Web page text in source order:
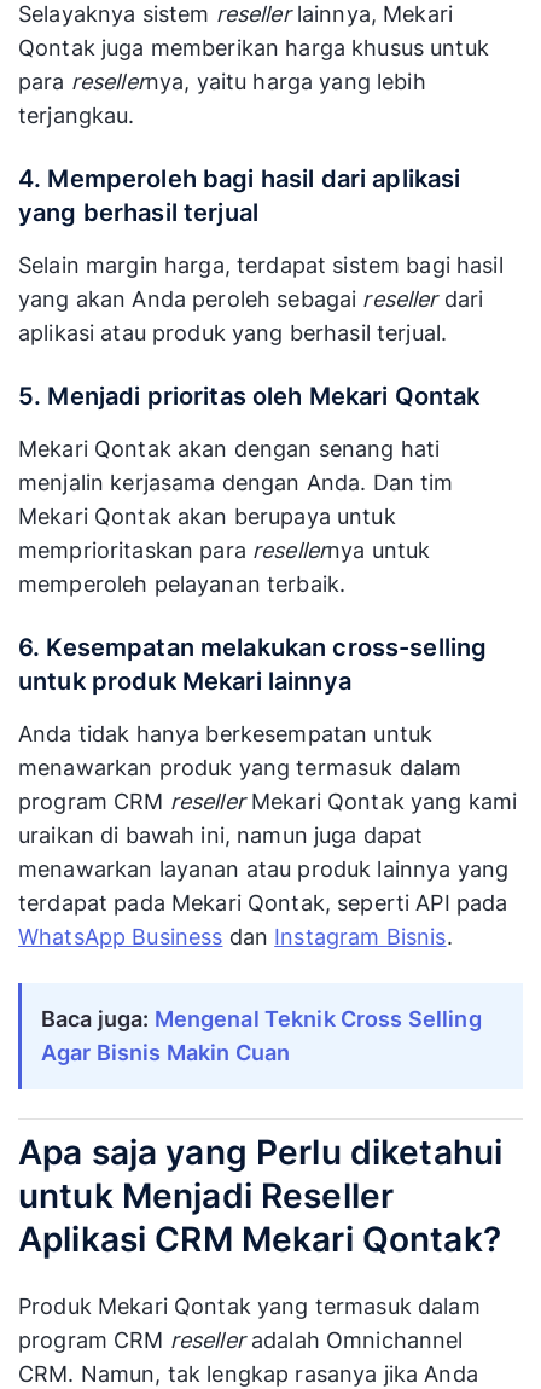
Selayaknya sistem resellerlainnya, Mekari
Qontak juga memberikan harga khusus untuk
para resellernya, yaitu harga yang lebih
terjangkau.
4. Memperoleh bagi hasil dari aplikasi
yang berhasil terjual
Selain margin harga, terdapat sistem bagi hasil
yang akan Anda peroleh sebagai resellerdari
aplikasi atau produk yang berhasil terjual.
5. Menjadi prioritas oleh Mekari Qontak
Mekari Qontak akan dengan senang hati
menjalin kerjasama dengan Anda. Dan tim
Mekari Qontak akan berupaya untuk
memprioritaskan para resellernya untuk
memperoleh pelayanan terbaik.
6. Kesempatan melakukan cross-selling
untuk produk Mekari lainnya
Anda tidak hanya berkesempatan untuk
menawarkan produk yang termasuk dalam
program CRM resellerMekari Qontak yang kami
uraikan di bawah ini, namun juga dapat
menawarkan layanan atau produk lainnya yang
terdapat pada Mekari Qontak, seperti API pada
WhatsApp Business dan Instagram Bisnis.
Baca juga: Mengenal Teknik Cross Selling
Agar Bisnis Makin Cuan
Apa saja yang Perlu diketahui
untuk Menjadi Reseller
Aplikasi CRM Mekari Qontak?
Produk Mekari Qontak yang termasuk dalam
program CRM reselleradalah Omnichannel
CRM. Namun, tak lengkap rasanya jika Anda